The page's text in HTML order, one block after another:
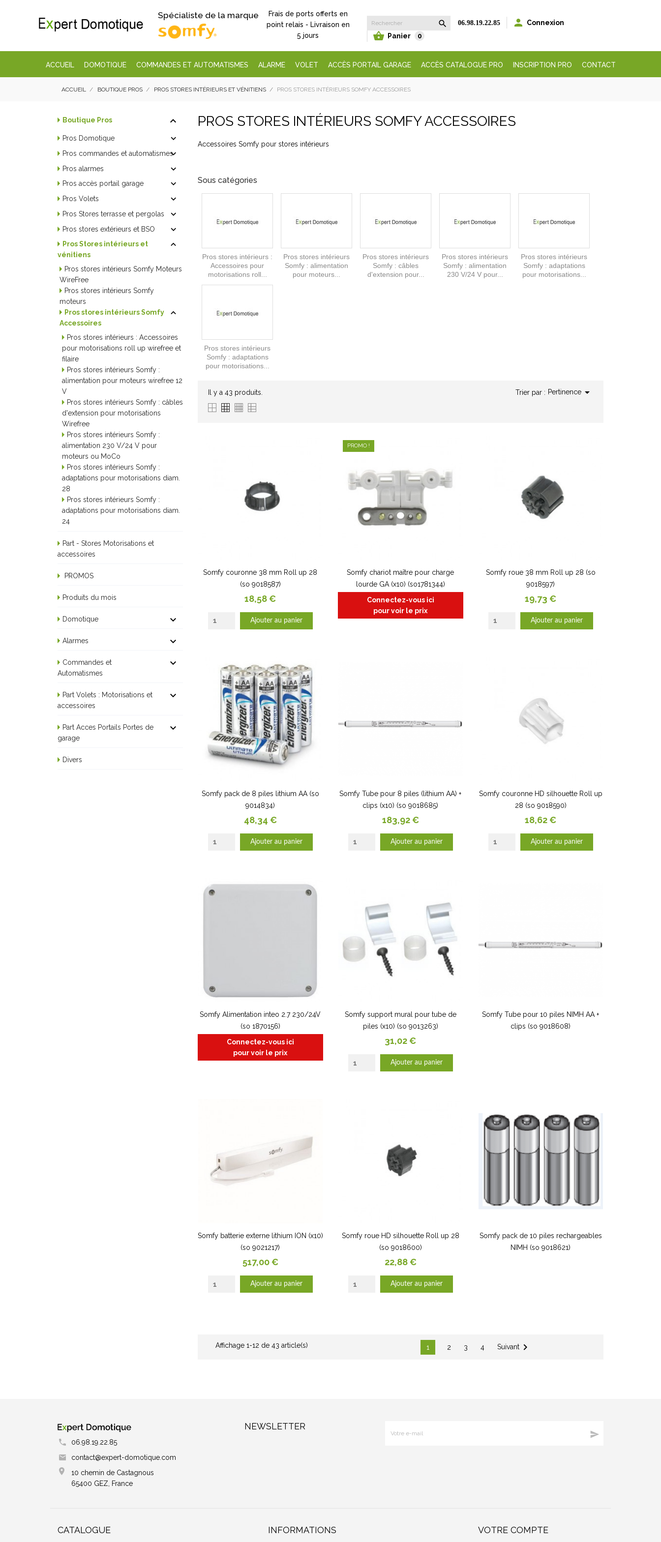
Spécialiste de la marque
Frais de ports offerts en
point relais - Livraison en
5 jours
 06.98.19.22.85  Connexion
 Panier 0
ACCUEIL DOMOTIQUE COMMANDES ET AUTOMATISMES ALARME VOLET ACCÈS PORTAIL GARAGE ACCÈS CATALOGUE PRO INSCRIPTION PRO CONTACT
ACCUEIL BOUTIQUE PROS PROS STORES INTÉRIEURS ET VÉNITIENS PROS STORES INTÉRIEURS SOMFY ACCESSOIRES
Boutique Pros 
Pros Domotique 
Pros commandes et automatismes
Pros alarmes 
Pros accès portail garage 
Pros Volets 
Pros Stores terrasse et pergolas 
Pros stores extérieurs et BSO 
Pros Stores intérieurs et
vénitiens

Pros stores intérieurs Somfy Moteurs
WireFree
Pros stores intérieurs Somfy
moteurs
Pros stores intérieurs Somfy
Accessoires

Pros stores intérieurs : Accessoires
pour motorisations roll up wirefree et
filaire
Pros stores intérieurs Somfy :
alimentation pour moteurs wirefree 12
V
Pros stores intérieurs Somfy : câbles
d'extension pour motorisations
Wirefree
Pros stores intérieurs Somfy :
alimentation 230 V/24 V pour
moteurs ou MoCo
Pros stores intérieurs Somfy :
adaptations pour motorisations diam.
28
Pros stores intérieurs Somfy :
adaptations pour motorisations diam.
24
Part - Stores Motorisations et
accessoires
PROMOS
Produits du mois
Domotique 
Alarmes 
Commandes et
Automatismes

Part Volets : Motorisations et
accessoires

Part Acces Portails Portes de
garage

Divers
PROS STORES INTÉRIEURS SOMFY ACCESSOIRES
Accessoires Somfy pour stores intérieurs
Sous catégories
Pros stores intérieurs :
Accessoires pour
motorisations roll...
Pros stores intérieurs
Somfy : alimentation
pour moteurs...
Pros stores intérieurs
Somfy : câbles
d'extension pour...
Pros stores intérieurs
Somfy : alimentation
230 V/24 V pour...
Pros stores intérieurs
Somfy : adaptations
pour motorisations...
Pros stores intérieurs
Somfy : adaptations
pour motorisations...
Il y a 43 produits. Trier par : Pertinence 
Somfy couronne 38 mm Roll up 28
(so 9018587)
Prix
18,58 €
Ajouter au panier
Somfy chariot maître pour charge
lourde GA (x10) (so1781344)
Connectez-vous ici
pour voir le prix
PROMO !
Somfy roue 38 mm Roll up 28 (so
9018597)
Prix
19,73 €
Ajouter au panier
Somfy pack de 8 piles lithium AA (so
9014834)
Prix
48,34 €
Ajouter au panier
Somfy Tube pour 8 piles (lithium AA) +
clips (x10) (so 9018685)
Prix
183,92 €
Ajouter au panier
Somfy couronne HD silhouette Roll up
28 (so 9018590)
Prix
18,62 €
Ajouter au panier
Somfy Alimentation inteo 2.7 230/24V
(so 1870156)
Connectez-vous ici
pour voir le prix
Somfy support mural pour tube de
piles (x10) (so 9013263)
Prix
31,02 €
Ajouter au panier
Somfy Tube pour 10 piles NIMH AA +
clips (so 9018608)
Somfy batterie externe lithium ION (x10)
(so 9021217)
Prix
517,00 €
Ajouter au panier
Somfy roue HD silhouette Roll up 28
(so 9018600)
Prix
22,88 €
Ajouter au panier
Somfy pack de 10 piles rechargeables
NIMH (so 9018621)
Affichage 1-12 de 43 article(s) 1 2 3 4 Suivant
06.98.19.22.85
contact@expert-domotique.com
10 chemin de Castagnous
65400 GEZ, France
NEWSLETTER

CATALOGUE INFORMATIONS VOTRE COMPTE